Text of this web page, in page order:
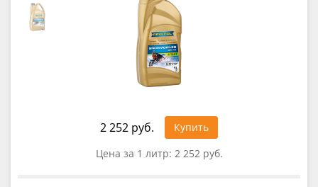
2 252 руб.
Купить
Цена за 1 литр: 2 252 руб.